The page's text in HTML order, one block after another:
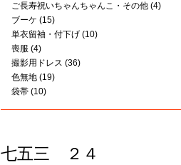
ご長寿祝いちゃんちゃんこ・その他(4)
ブーケ (15)
単衣留袖・付下げ(10)
喪服 (4)
撮影用ドレス (36)
色無地(19)
袋帯(10)
七五三 ２４